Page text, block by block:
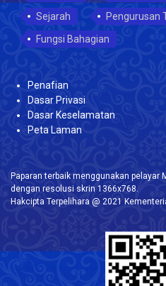
Sejarah
Pengurusan
Fungsi Bahagian
Penafian
Dasar Privasi
Dasar Keselamatan
Peta Laman
Paparan terbaik menggunakan pelayar
dengan resolusi skrin 1366x768.
Hakcipta Terpelihara @ 2021